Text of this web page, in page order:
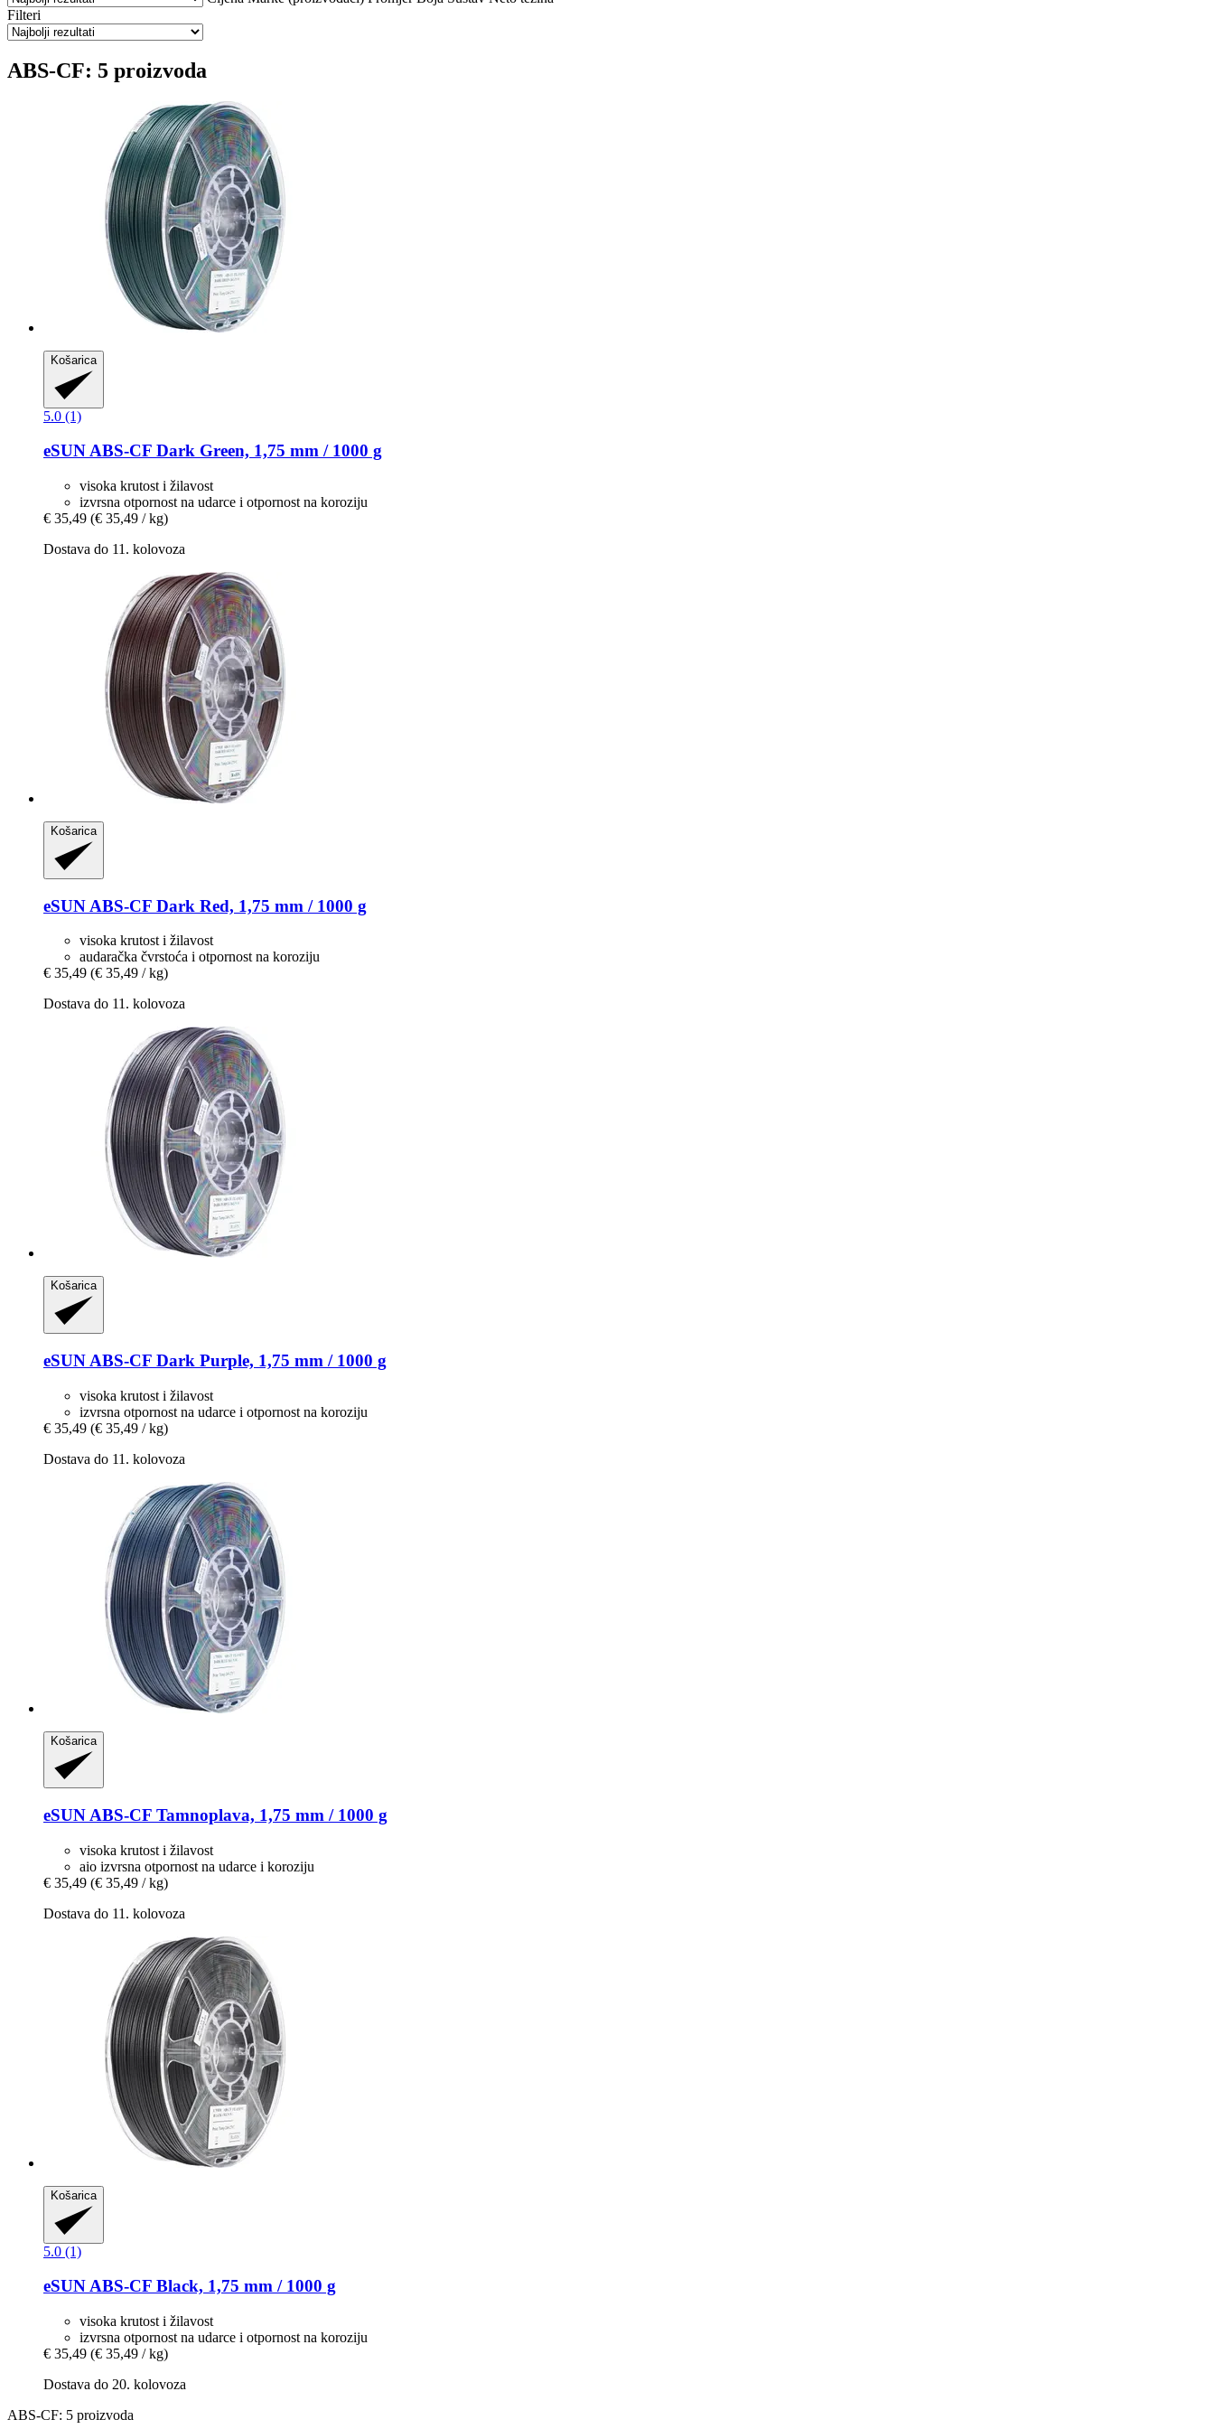
Filteri
ABS-CF: 5 proizvoda
Košarica
5.0 (1)
eSUNABS-​CF Dark Green, 1,75 mm / 1000 g
visoka krutost i žilavost
izvrsna otpornost na udarce i otpornost na koroziju
€ 35,49 (€ 35,49 / kg)
Dostava do 11. kolovoza
Košarica
eSUN ABS-​CF Dark Red, 1,75 mm / 1000 g
visoka krutost i žilavost
audaračka čvrstoća i otpornost na koroziju
€ 35,49 (€ 35,49 / kg)
Dostava do 11. kolovoza
Košarica
eSUN ABS-​CF Dark Purple, 1,75 mm / 1000 g
visoka krutost i žilavost
izvrsna otpornost na udarce i otpornost na koroziju
€ 35,49 (€ 35,49 / kg)
Dostava do 11. kolovoza
Košarica
eSUN ABS-​CF Tamnoplava, 1,75 mm / 1000 g
visoka krutost i žilavost
aio izvrsna otpornost na udarce i koroziju
€ 35,49 (€ 35,49 / kg)
Dostava do 11. kolovoza
Košarica
5.0 (1)
eSUNABS-​CF Black, 1,75 mm / 1000 g
visoka krutost i žilavost
izvrsna otpornost na udarce i otpornost na koroziju
€ 35,49 (€ 35,49 / kg)
Dostava do 20. kolovoza
ABS-CF: 5 proizvoda